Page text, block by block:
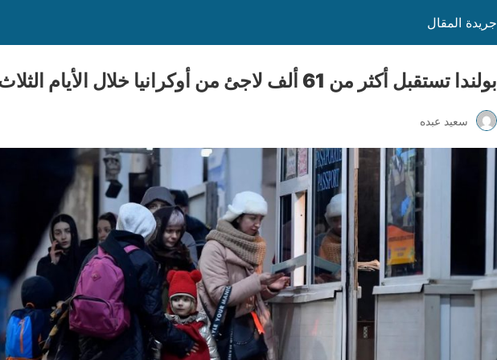
جريدة المقال
بولندا تستقبل أكثر من 61 ألف لاجئ من أوكرانيا خلال الأيام الثلاث الماضية
سعيد عبده